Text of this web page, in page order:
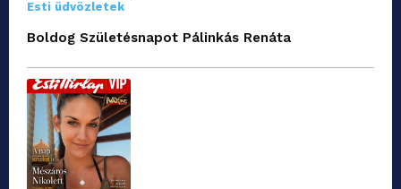
Esti üdvözletek
Boldog Születésnapot Pálinkás Renáta